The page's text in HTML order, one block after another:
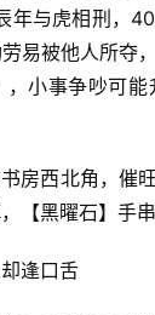
年与虎相刑，
易被他人所夺
小事争吵可
房西北角，催
【黑曜石】手串
逢口舌